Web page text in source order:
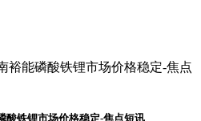
酸铁锂市场价格稳定-焦点短讯